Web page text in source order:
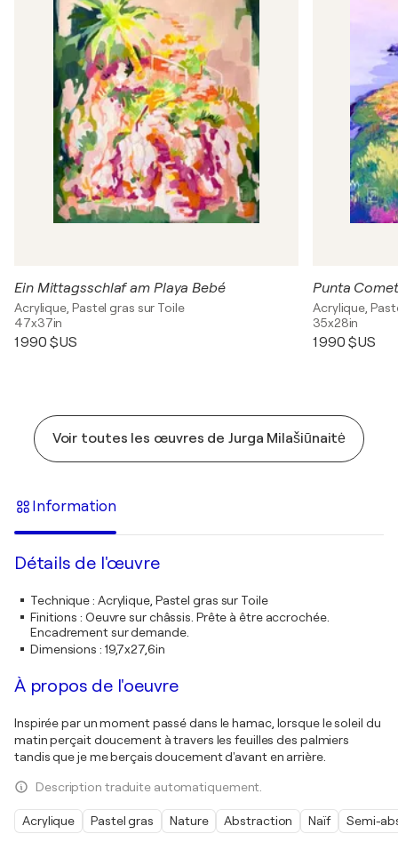
Ein Mittagsschlaf am Playa Bebé
Acrylique, Pastel gras sur Toile
47x37in
1 990 $US
Punta
Acrylique,
35x28in
1 990 $US
Voir toutes les œuvres de Jurga Milašiūnaitė
Information
Détails de l'œuvre
Technique: Acrylique, Pastel gras sur Toile
Finitions : Oeuvre sur châssis. Prête à être accrochée.
Encadrement sur demande.
Dimensions : 19,7x27,6in
À propos de l'oeuvre
Inspirée par un moment passé dans le hamac, lorsque le soleil du
matin perçait doucement à travers les feuilles des palmiers
tandis que je me berçais doucement d'avant en arrière.
Description traduite automatiquement.
Acrylique Pastel gras Nature Abstraction Naïf Semi-